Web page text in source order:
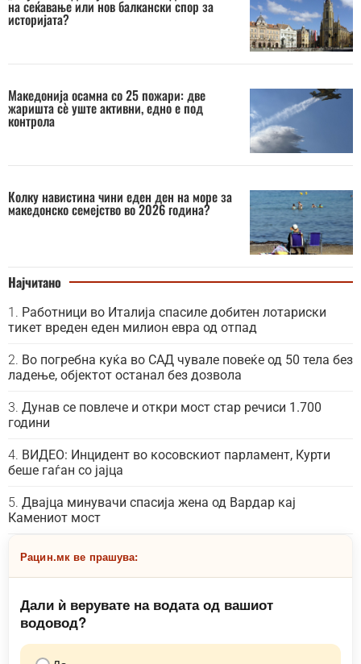
на сеќавање или нов балкански спор за
историјата?
Македонија осамна со 25 пожари: две
жаришта сè уште активни, едно е под
контрола
Колку навистина чини еден ден на море за
македонско семејство во 2026 година?
Најчитано
Работници во Италија спасиле добитен лотариски
тикет вреден еден милион евра од отпад
Во погребна куќа во САД чувале повеќе од 50 тела без
ладење, објектот останал без дозвола
Дунав се повлече и откри мост стар речиси 1.700
години
ВИДЕО: Инцидент во косовскиот парламент, Курти
беше гаѓан со јајца
Двајца минувачи спасија жена од Вардар кај
Камениот мост
Рацин.мк ве прашува:
Дали ѝ верувате на водата од вашиот
водовод?